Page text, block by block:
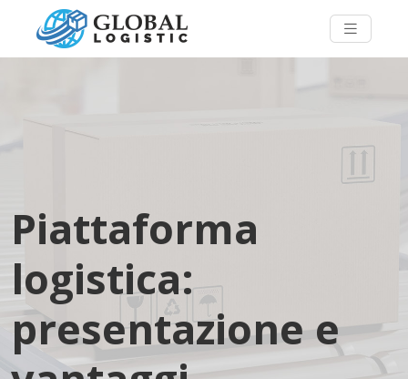
Piattaforma
logistica:
presentazione e